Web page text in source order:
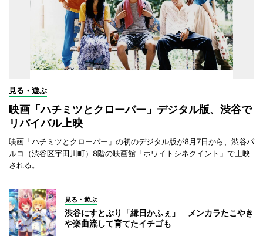
見る・遊ぶ
映画「ハチミツとクローバー」デジタル版、渋谷で
リバイバル上映
映画「ハチミツとクローバー」の初のデジタル版が8月7日から、渋谷パ
ルコ（渋谷区宇田川町）8階の映画館「ホワイトシネクイント」で上映
される。
見る・遊ぶ
渋谷にすとぷり「縁日かふぇ」 メンカラたこやき
や楽曲流して育てたイチゴも